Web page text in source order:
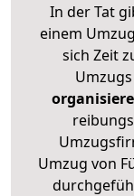
In der Tat
einem
sich Zeit
Umzugs
Umzug von